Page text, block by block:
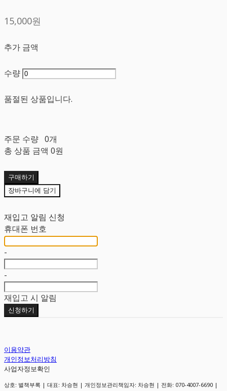
15,000원
추가 금액
수량
품절된 상품입니다.
주문 수량 0개
총 상품 금액 0원
구매하기
장바구니에 담기
재입고 알림 신청
휴대폰 번호
-
-
재입고 시 알림
신청하기
이용약관
개인정보처리방침
사업자정보확인
상호: 별책부록 | 대표: 차승현 | 개인정보관리책임자: 차승현 | 전화: 070-4007-6690 |